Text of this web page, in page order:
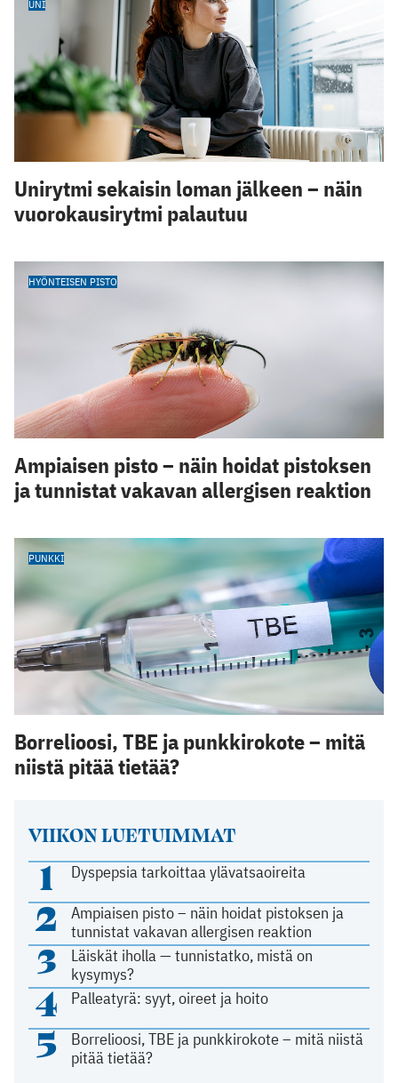
VIIKON LUETUIMMAT
1 Dyspepsia tarkoittaa ylävatsaoireita
2
Ampiaisen pisto – näin hoidat pistoksen ja
tunnistat vakavan allergisen reaktion
3
Läiskät iholla — tunnistatko, mistä on
kysymys?
4 Palleatyrä: syyt, oireet ja hoito
5
Borrelioosi, TBE ja punkkirokote – mitä niistä
pitää tietää?
UNI
Unirytmi sekaisin loman jälkeen – näin
vuorokausirytmi palautuu
HYÖNTEISEN PISTO
Ampiaisen pisto – näin hoidat pistoksen
ja tunnistat vakavan allergisen reaktion
PUNKKI
Borrelioosi, TBE ja punkkirokote – mitä
niistä pitää tietää?